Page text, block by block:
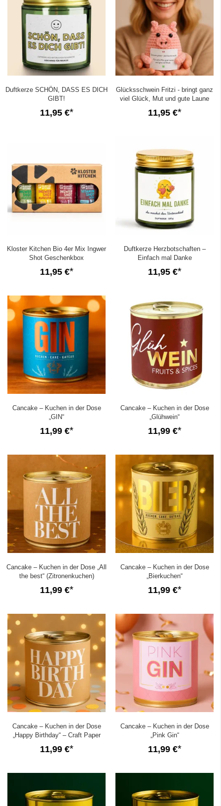
Duftkerze SCHÖN, DASS ES DICH
GIBT!
11,95 €
Glücksschwein Fritzi - bringt ganz
viel Glück, Mut und gute Laune
11,95 €
Kloster Kitchen Bio 4er Mix Ingwer
Shot Geschenkbox
11,95 €
Duftkerze Herzbotschaften –
Einfach mal Danke
11,95 €
Cancake – Kuchen in der Dose
„GIN“
11,99 €
Cancake – Kuchen in der Dose
„Glühwein“
11,99 €
Cancake – Kuchen in der Dose „All
the best“ (Zitronenkuchen)
11,99 €
Cancake – Kuchen in der Dose
„Bierkuchen“
11,99 €
Cancake – Kuchen in der Dose
„Happy Birthday“ – Craft Paper
11,99 €
Cancake – Kuchen in der Dose
„Pink Gin“
11,99 €